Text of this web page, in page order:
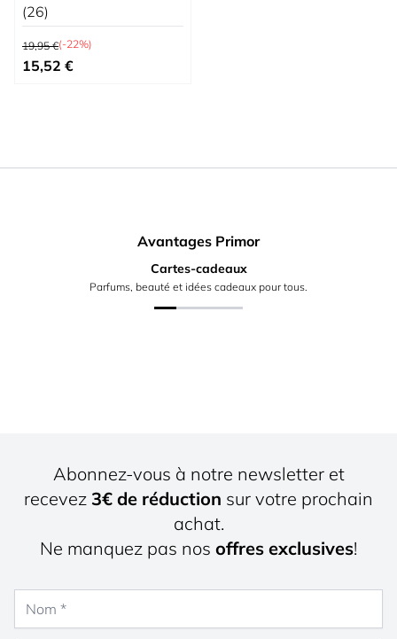
(26)
Prix normal
19,95 €(-22%)
Prix spécial
15,52 €
Avantages Primor
Cartes-cadeaux
Parfums, beauté et idées cadeaux pour tous.
Abonnez-vous à notre newsletter et
recevez 3€ de réduction sur votre prochain
achat.
Ne manquez pas nos offres exclusives!